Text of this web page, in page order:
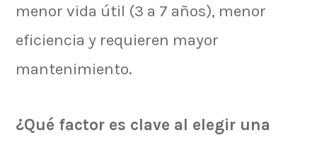
menor vida útil (3 a 7 años), menor
eficiencia y requieren mayor
mantenimiento.
¿Qué factor es clave al elegir una